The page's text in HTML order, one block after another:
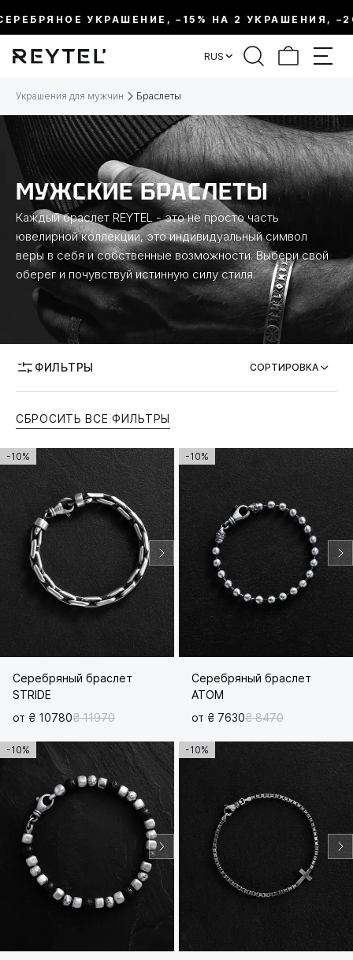
УКРАШЕНИЕ, –15% НА 2 УКРАШЕНИЯ,
RUS
Украшения для мужчин Браслеты
МУЖСКИЕ БРАСЛЕТЫ
Каждый браслет REYTEL - это не просто часть
ювелирной коллекции, это индивидуальный символ
веры в себя и собственные возможности. Выбери свой
оберег и почувствуй истинную силу стиля.
ФИЛЬТРЫ
ФИЛЬТР
МЕТАЛЛ
ВИД УКРАШЕНИЯ
КОЛЛЕКЦИИ
РАЗМЕР
ТЕМАТИКА
СОРТИРОВКА
СБРОСИТЬ ВСЕ ФИЛЬТРЫ
-10%
Серебряный браслет
STRIDE
от ₴ 10780₴ 11970
-10%
Серебряный браслет
ATOM
от ₴ 7630₴ 8470
-10% -10%